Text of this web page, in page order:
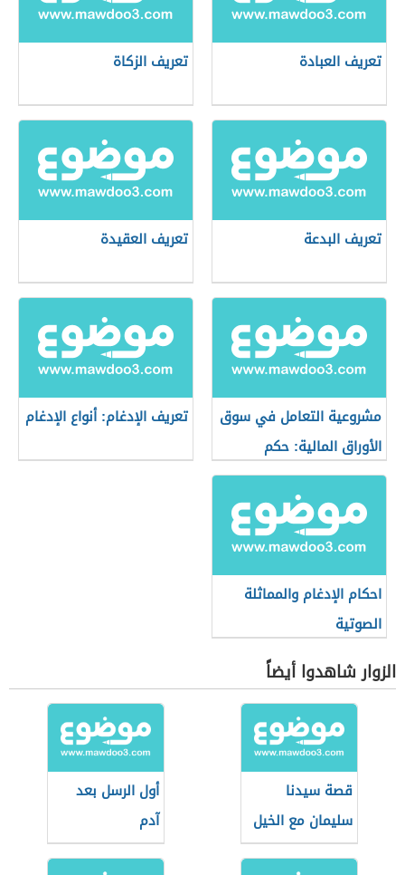
تعريف العبادة تعريف الزكاة
تعريف البدعة تعريف العقيدة
مشروعية التعامل في سوق
الأوراق المالية: حكم
التعامل في البورصة
تعريف الإدغام: أنواع الإدغام
احكام الإدغام والمماثلة
الصوتية
الزوار شاهدوا أيضاً
قصة سيدنا
سليمان مع الخيل
أول الرسل بعد
آدم